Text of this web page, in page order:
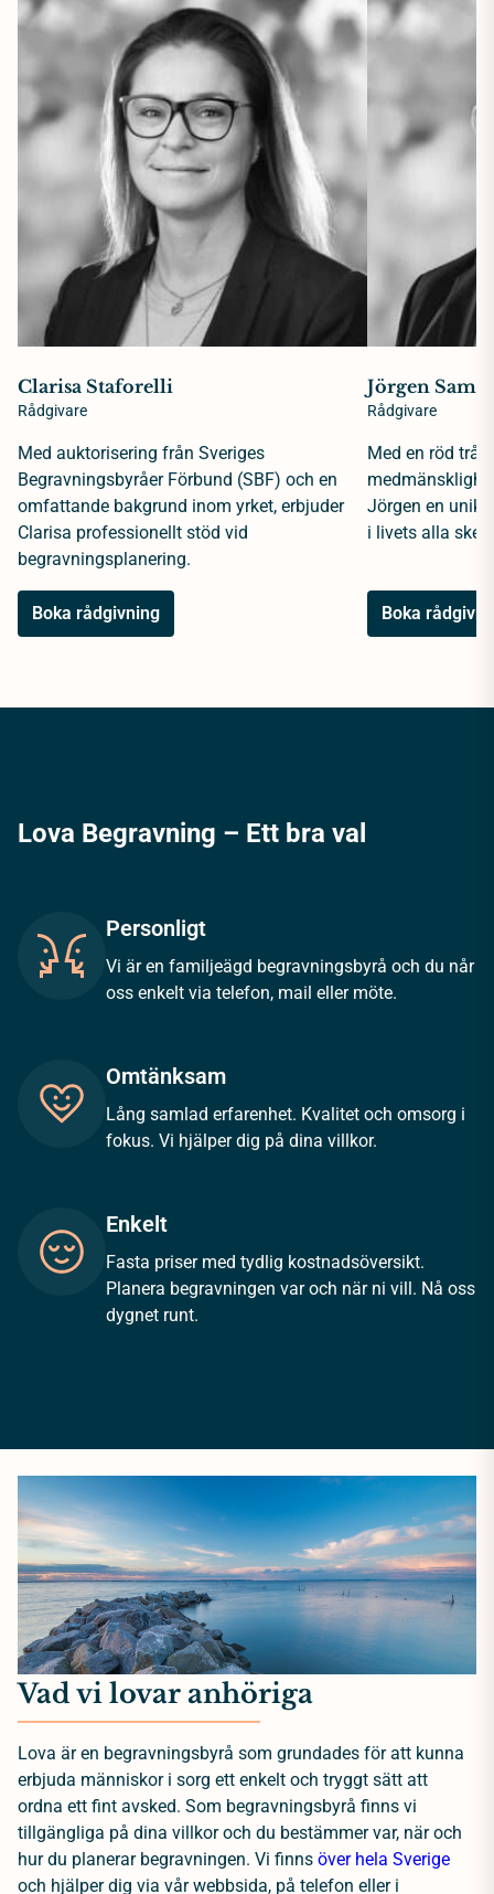
Clarisa Staforelli
Rådgivare
Med auktorisering från Sveriges
Begravningsbyråer Förbund (SBF) och en
omfattande bakgrund inom yrket, erbjuder
Clarisa professionellt stöd vid
begravningsplanering.
Boka rådgivning
Jörgen
Rådgivare
Med en röd
Jörgen en unik
i livets alla
Boka
Lova Begravning – Ett bra val
Personligt
Vi är en familjeägd begravningsbyrå och du når
oss enkelt via telefon, mail eller möte.
Omtänksam
Lång samlad erfarenhet. Kvalitet och omsorg i
fokus. Vi hjälper dig på dina villkor.
Enkelt
Fasta priser med tydlig kostnadsöversikt.
Planera begravningen var och när ni vill. Nå oss
dygnet runt.
Vad vi lovar anhöriga
Lova är en begravningsbyrå som grundades för att kunna
erbjuda människor i sorg ett enkelt och tryggt sätt att
ordna ett fint avsked. Som begravningsbyrå finns vi
tillgängliga på dina villkor och du bestämmer var, när och
hur du planerar begravningen. Vi finns över hela Sverige
och hjälper dig via vår webbsida, på telefon eller i